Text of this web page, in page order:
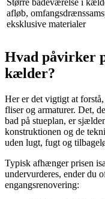
afløb,
eksklusive materialer
Hvad påvirker
kælder?
Her er det vigtigt at
fliser og armaturer. Det,
bad på stueplan, er
konstruktionen og de
uden lugt, fugt og
Typisk afhænger prisen
undervurderes, ender du
engangsrenovering: